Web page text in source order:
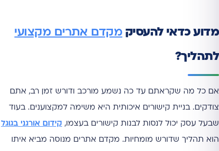
מדוע כדאי להעסיק מקדם אתרים מקצועי
לתהליך?
אם כל מה שקראתם עד כה נשמע מורכב ודורש זמן רב, אתם
צודקים. בניית קישורים איכותית היא משימה למקצוענים. בעוד
שבעל עסק יכול לנסות לבנות קישורים בעצמו, קידום אורגני בגוגל
הוא תהליך שדורש מומחיות. מקדם אתרים מנוסה מביא איתו